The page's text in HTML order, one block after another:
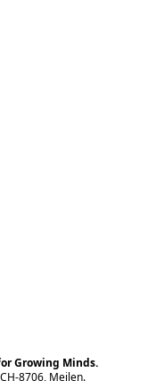
Growing Minds.
8706, Meilen.